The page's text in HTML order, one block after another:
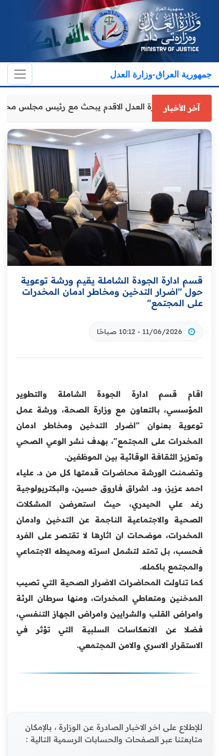
جمهورية العراق-وزارة العدل
آخر الأخباروكيل وزارة العدل الاقدم يبحث مع رئيس مجلس
قسم ادارة الجودة الشاملة يقيم ورشة توعوية
حول "اضرار التدخين ومخاطر ادمان المخدرات
على المجتمع"
11/06/2026 - 10:12 صباحًا
اقام قسم ادارة الجودة الشاملة والتطوير
المؤسسي، بالتعاون مع وزارة الصحة، ورشة عمل
توعوية بعنوان "اضرار التدخين ومخاطر ادمان
المخدرات على المجتمع"، بهدف نشر الوعي الصحي
وتعزيز الثقافة الوقائية بين الموظفين.
وتضمنت الورشة محاضرات قدمتها كل من د. علياء
احمد عزيز، ود. اشراق فاروق حسين، والبكتريولوجية
رغد علي الحيدري، حيث استعرضن المشكلات
الصحية والاجتماعية الناجمة عن التدخين وادمان
المخدرات، موضحات ان اثارها لا تقتصر على الفرد
فحسب، بل تمتد لتشمل اسرته ومحيطه الاجتماعي
والمجتمع باكمله.
كما تناولت المحاضرات الاضرار الصحية التي تصيب
المدخنين ومتعاطي المخدرات، ومنها سرطان الرئة
وامراض القلب والشرايين وامراض الجهاز التنفسي،
فضلا عن الانعكاسات السلبية التي تؤثر في
الاستقرار الاسري والامن المجتمعي.
للإطلاع على اخر الاخبار الصادرة عن الوزارة ، بالإمكان
متابعتنا عبر الصفحات والحسابات الرسمية التالية :